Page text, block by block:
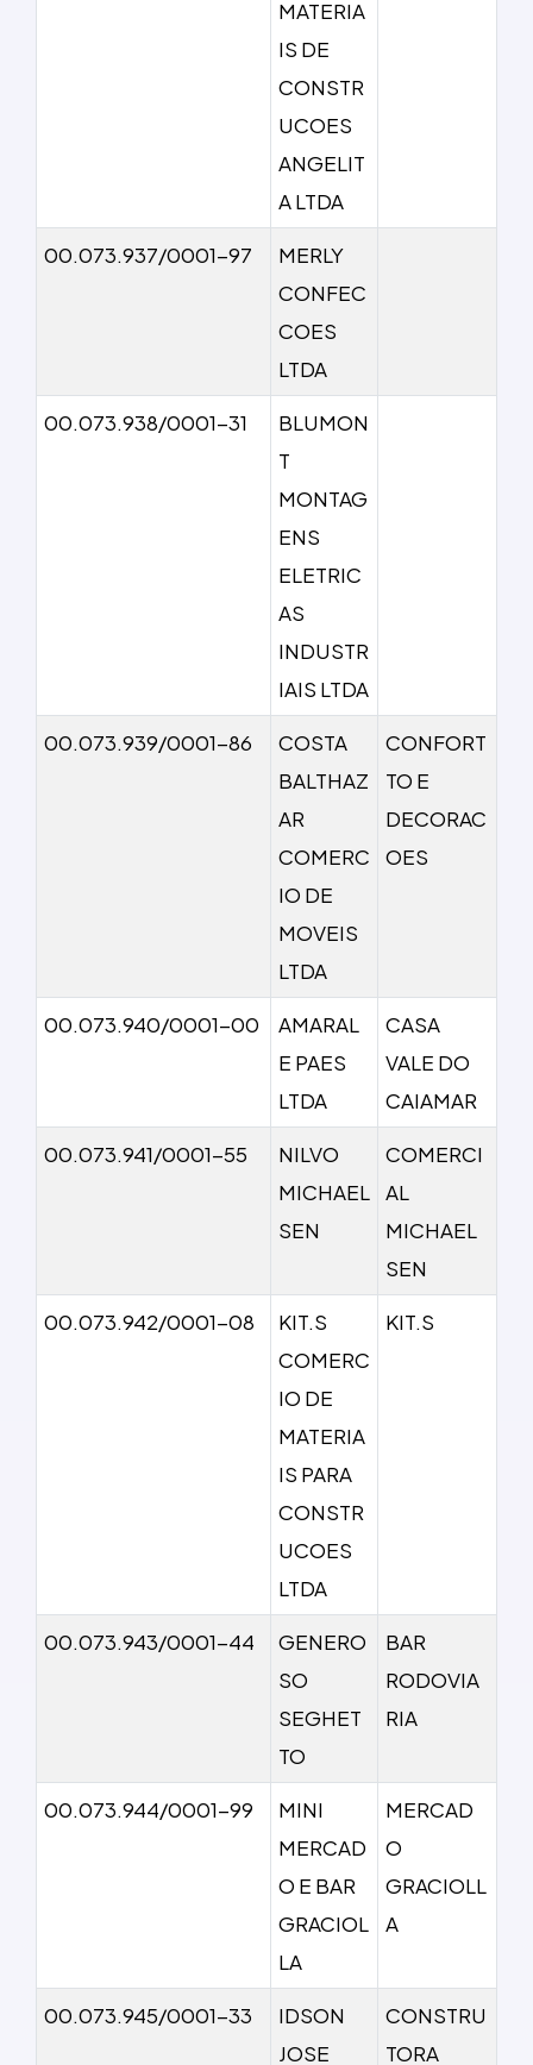
MATERIA
IS DE
CONSTR
UCOES
ANGELIT
A LTDA
00.073.937/0001-97
MERLY
CONFEC
COES
LTDA
00.073.938/0001-31
BLUMON
T
MONTAG
ENS
ELETRIC
AS
INDUSTR
IAIS LTDA
00.073.939/0001-86
COSTA
BALTHAZ
AR
COMERC
IO DE
MOVEIS
LTDA
CONFORT
TO E
DECORAC
OES
00.073.940/0001-00
AMARAL
E PAES
LTDA
CASA
VALE DO
CAIAMAR
00.073.941/0001-55
NILVO
MICHAEL
SEN
COMERCI
AL
MICHAEL
SEN
00.073.942/0001-08
KIT.S
COMERC
IO DE
MATERIA
IS PARA
CONSTR
UCOES
LTDA
KIT.S
00.073.943/0001-44
GENERO
SO
SEGHET
TO
BAR
RODOVIA
RIA
00.073.944/0001-99
MINI
MERCAD
O E BAR
GRACIOL
LA
MERCAD
O
GRACIOLL
A
00.073.945/0001-33
IDSON
JOSE
CONSTRU
TORA